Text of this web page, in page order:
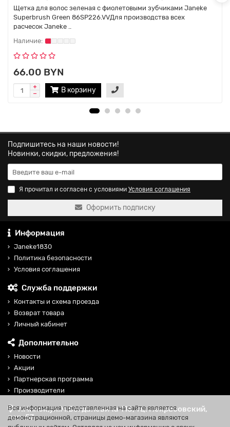
Щетка для волос зеленая с фиолетовыми зубчиками Janeke
Superbrush Green 86SP226.VVДля производства всех
расчесок Janeke ..
66.00 BYN
В корзину
Подпишитесь на наши новости!
Новинки, скидки, предложения!
Я прочитал и согласен с условиями Условия соглашения
Оформить подписку
Информация
Janeke1830
Политика безопасности
Условия соглашения
Служба поддержки
Контакты и схема проезда
Возврат товара
Личный кабинет
Дополнительно
Новости
Акции
Партнерская программа
Производители
г.Минск,ул.М.Богдановича 118, тц. Некрасовский,
пав. 57
Вся информация представленная на сайте является
демонстрационной, страницы демо-магазина являются